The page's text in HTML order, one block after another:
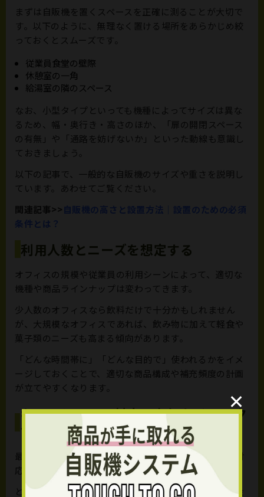
まずは自販機を置くスペースを正確に測ることが大切で
す。以下のように、無理なく置ける場所をあらかじめ絞
っておくとスムーズです。
従業員食堂の壁際
休憩室の一角
給湯室の隣のスペース
なお、小型タイプといっても機種によってサイズは異な
るため、幅・奥行き・高さのほか、「扉の開閉スペース
の有無」や「通路を妨げないか」といった動線も意識し
ておきましょう。
以下の記事で、一般的な自販機のサイズや重さを説明し
ています。あわせてご覧ください。
関連記事>> 自販機の高さと設置方法｜設置のための必須
条件とは？
利用人数とニーズを想定する
オフィスの規模や従業員の利用シーンによって、適切な
機種や商品ラインナップは変わってきます。
少人数のオフィスなら飲料だけで十分かもしれません
が、大規模なオフィスであれば、飲み物に加えて軽食や
菓子類のニーズも高まる傾向があります。
「どんな時間帯に」「どんな目的で」使われるかをイメ
ージしておくことで、適切な商品構成や補充頻度の計画
が立てやすくなります。
キャッシュレス対応の有無をチェック
する
最近では、現金を使わずに購入できるキャッシュレス対
応型の自販機が主流になりつつあります。
とくに従業員の年齢層が若い職場や、オフィス内で現金
×
×